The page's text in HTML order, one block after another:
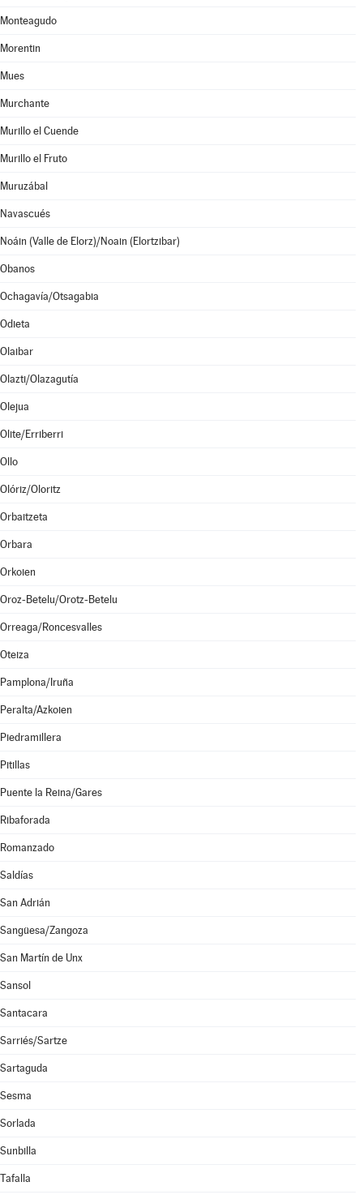
Monteagudo
Morentin
Mues
Murchante
Murillo el Cuende
Murillo el Fruto
Muruzábal
Navascués
Noáin (Valle de Elorz)/Noain (Elortzibar)
Obanos
Ochagavía/Otsagabia
Odieta
Olaibar
Olazti/Olazagutía
Olejua
Olite/Erriberri
Ollo
Olóriz/Oloritz
Orbaitzeta
Orbara
Orkoien
Oroz-Betelu/Orotz-Betelu
Orreaga/Roncesvalles
Oteiza
Pamplona/Iruña
Peralta/Azkoien
Piedramillera
Pitillas
Puente la Reina/Gares
Ribaforada
Romanzado
Saldías
San Adrián
Sangüesa/Zangoza
San Martín de Unx
Sansol
Santacara
Sarriés/Sartze
Sartaguda
Sesma
Sorlada
Sunbilla
Tafalla